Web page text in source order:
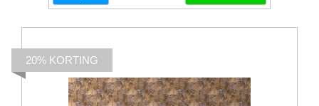
20% KORTING